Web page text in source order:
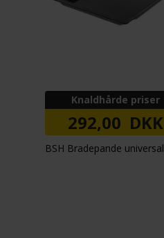
Knaldhårde priser
292,00 DKK
BSH Bradepande universal